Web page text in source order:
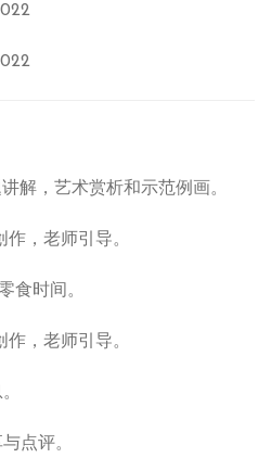
解，艺术赏析和示范例画。
，老师引导。
食时间。
作，老师引导。
点评。